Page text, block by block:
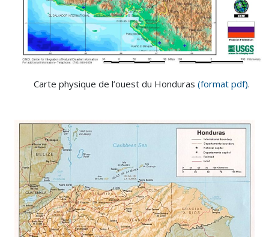
Carte physique de l’ouest du Honduras (format pdf).